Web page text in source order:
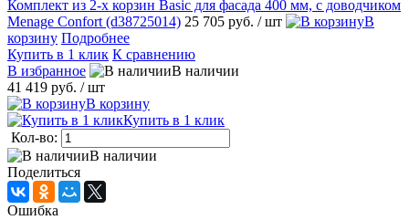
Комплект из 2-х корзин Basic для фасада 400 мм, с доводчиком
Menage Confort (d38725014) 25 705 руб. / шт
В
корзину Подробнее
Купить в 1 клик К сравнению
В избранное
В наличии
41 419 руб. / шт
В корзину
Купить в 1 клик
Кол-во:
В наличии
Поделиться
Ошибка